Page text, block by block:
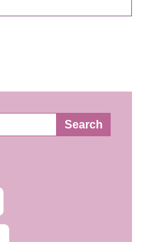
Search